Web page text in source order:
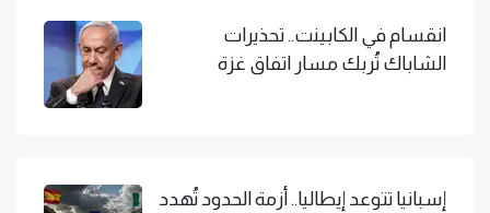
انقسام في الكابينت.. تحذيرات
الشاباك تُربك مسار اتفاق غزة
إسبانيا تتوعد إيطاليا.. أزمة الحدود تُهدد